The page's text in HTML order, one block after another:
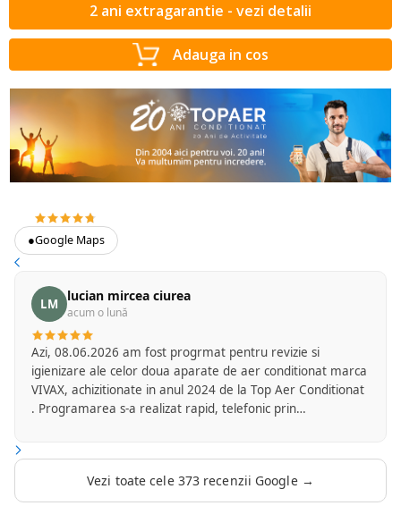
2 ani extragarantie - vezi detalii
Adauga in cos
●Google Maps
LM lucian mircea ciurea
acum o lună
Azi, 08.06.2026 am fost progrmat pentru revizie si
igienizare ale celor doua aparate de aer conditionat marca
VIVAX, achizitionate in anul 2024 de la Top Aer Conditionat
. Programarea s-a realizat rapid, telefonic prin
va veni reprezentantul firmei Top Aer care se ocupa cu
serviciile de mentenanta. D-l Mircea Marinica a fost foarte
punctual si a sosit la ora convenita de comun acord. A
Vezi toate cele 373 recenzii Google →